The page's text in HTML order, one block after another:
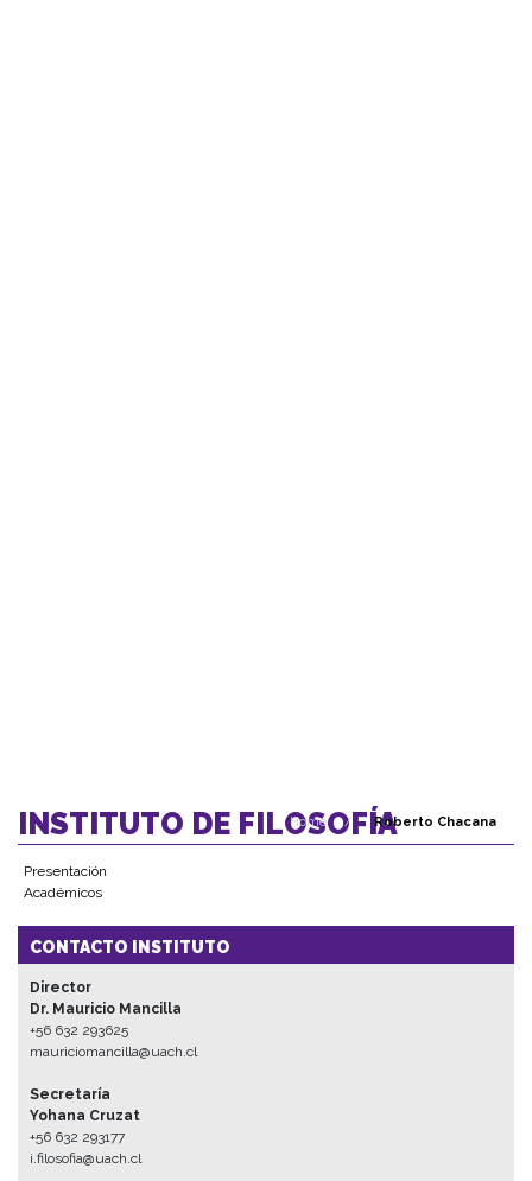
INSTITUTO DE FILOSOFÍA
Home / Roberto Chacana
Presentación
Académicos
CONTACTO INSTITUTO
Director
Dr. Mauricio Mancilla
+56 632 293625
mauriciomancilla@uach.cl
Secretaría
Yohana Cruzat
+56 632 293177
i.filosofia@uach.cl